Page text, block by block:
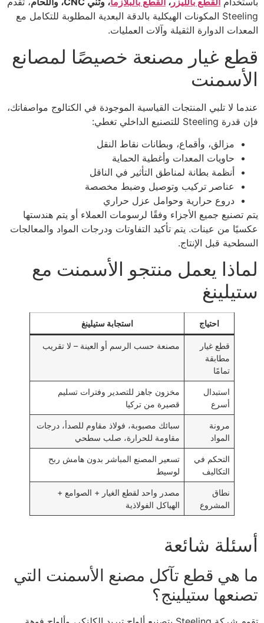
Steeling المكونات الهيكلية بالدقة البعدية المطلوبة للتكامل مع
المعدات الدوارة الثقيلة وآلات العمليات.
قطع غيار مصنعة خصيصًا لمصانع
الأسمنت
عندما لا تلبي المنتجات القياسية الموجودة في الكتالوج مواصفاتك،
فإن قدرة Steeling للتصنيع الداخلي تغطي:
مزالق، وأقماع، وبطانات نقاط النقل
حاويات المعدات وأغطية الحماية
أنظمة بطانة لمناطق التأثير في الناقل
عناصر تركيب وتوصيل وضبط مخصصة
دروع حرارية وحوامل عزل حراري
يتم تصنيع جميع الأجزاء وفقًا لرسومات العملاء أو يتم هندستها
عكسيًا من عينات. يتم تأكيد التفاوتات ودرجات المواد والمعالجات
السطحية قبل الإنتاج.
لماذا يعمل منتجو الأسمنت مع
ستيلينغ
احتياج استجابة ستيلينغ
قطع غيار
مطابقة
تمامًا
مصنعة حسب الرسم أو العينة – لا تقريب
استبدال
أسرع
مخزون جاهز للتصدير وفترات تسليم
قصيرة من تركيا
مرونة
المواد
سبائك مصبوبة، فولاذ مقاوم للصدأ، درجات
مقاومة للحرارة، صلب سطحي
التحكم في
التكاليف
تسعير المصنع المباشر بدون هامش ربح
لوسيط
نطاق
المشروع
مصدر واحد لقطع الغيار + الصوامع +
الهياكل الفولاذية
أسئلة شائعة
ما هي قطع تآكل مصنع الأسمنت التي
تصنعها ستيلينج؟